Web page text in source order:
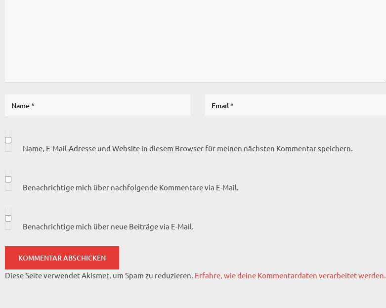
Name, E-Mail-Adresse und Website in diesem Browser für meinen nächsten Kommentar speichern.
Benachrichtige mich über nachfolgende Kommentare via E-Mail.
Benachrichtige mich über neue Beiträge via E-Mail.
Diese Seite verwendet Akismet, um Spam zu reduzieren. Erfahre, wie deine Kommentardaten verarbeitet werden.